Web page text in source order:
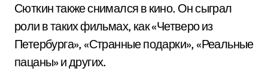
Сюткин также снимался в кино. Он сыграл
роли в таких фильмах, как «Четверо из
Петербурга», «Странные подарки», «Реальные
пацаны» и других.